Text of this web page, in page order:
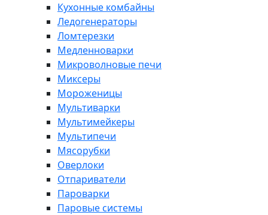
Кухонные комбайны
Ледогенераторы
Ломтерезки
Медленноварки
Микроволновые печи
Миксеры
Мороженицы
Мультиварки
Мультимейкеры
Мультипечи
Мясорубки
Оверлоки
Отпариватели
Пароварки
Паровые системы